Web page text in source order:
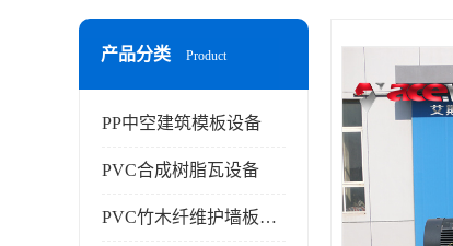
产品分类 Product
PP中空建筑模板设备
PVC合成树脂瓦设备
PVC竹木纤维护墙板设备